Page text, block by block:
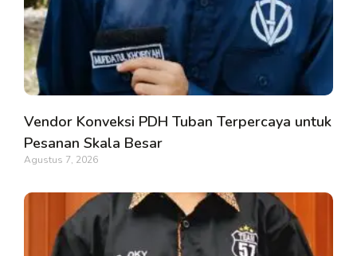
Vendor Konveksi PDH Tuban Terpercaya untuk
Pesanan Skala Besar
Agustus 7, 2026